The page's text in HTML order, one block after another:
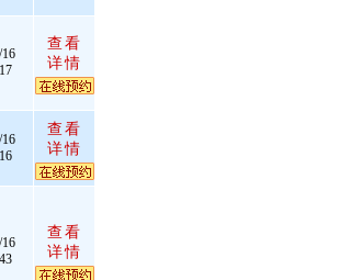
查看
详情
查看
详情
查看
详情